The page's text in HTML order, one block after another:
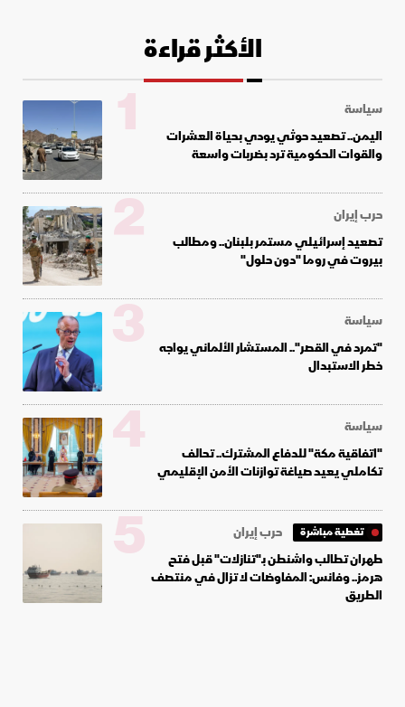
الأكثر قراءة
سياسة
اليمن.. تصعيد حوثي يودي بحياة العشرات
والقوات الحكومية ترد بضربات واسعة
1
حرب إيران
تصعيد إسرائيلي مستمر بلبنان.. ومطالب
بيروت في روما "دون حلول"
2
سياسة
"تمرد في القصر".. المستشار الألماني يواجه
خطر الاستبدال
3
سياسة
"اتفاقية مكة" للدفاع المشترك.. تحالف
تكاملي يعيد صياغة توازنات الأمن الإقليمي 4
تغطية مباشرة
حرب إيران
طهران تطالب واشنطن بـ"تنازلات" قبل فتح
هرمز.. وفانس: المفاوضات لا تزال في منتصف
الطريق
5